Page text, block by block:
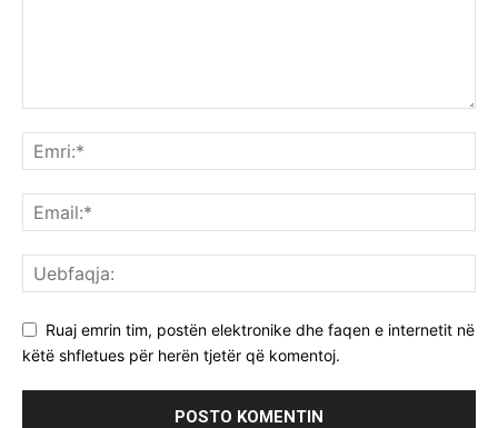
Ruaj emrin tim, postën elektronike dhe faqen e internetit në
këtë shfletues për herën tjetër që komentoj.